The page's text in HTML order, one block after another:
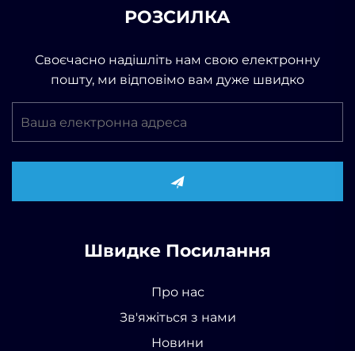
РОЗСИЛКА
Своєчасно надішліть нам свою електронну
пошту, ми відповімо вам дуже швидко
Швидке Посилання
Про нас
Зв'яжіться з нами
Новини